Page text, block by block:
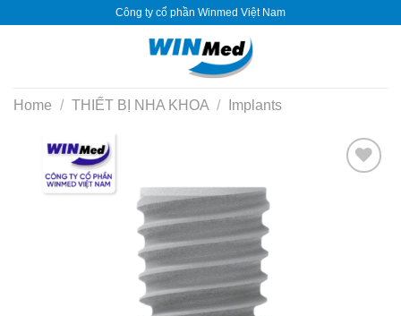
Công ty cổ phần Winmed Việt Nam
Home / THIẾT BỊ NHA KHOA / Implants